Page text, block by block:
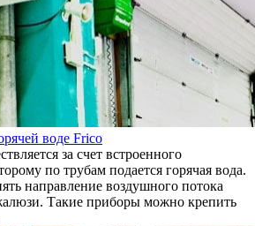
воде Frico
за счет встроенного
по трубам подается горячая вода.
направление воздушного потока
Такие приборы можно крепить